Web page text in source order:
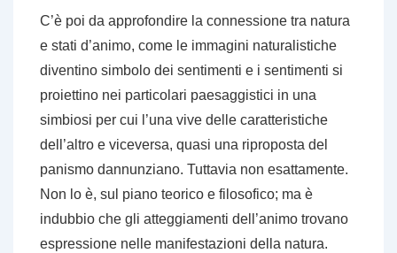
C’è poi da approfondire la connessione tra natura
e stati d’animo, come le immagini naturalistiche
diventino simbolo dei sentimenti e i sentimenti si
proiettino nei particolari paesaggistici in una
simbiosi per cui l’una vive delle caratteristiche
dell’altro e viceversa, quasi una riproposta del
panismo dannunziano. Tuttavia non esattamente.
Non lo è, sul piano teorico e filosofico; ma è
indubbio che gli atteggiamenti dell’animo trovano
espressione nelle manifestazioni della natura.